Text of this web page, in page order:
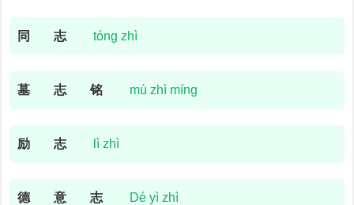
同 志 tóng zhì
墓 志 铭 mù zhì míng
励 志 lì zhì
德 意 志 Dé yì zhì